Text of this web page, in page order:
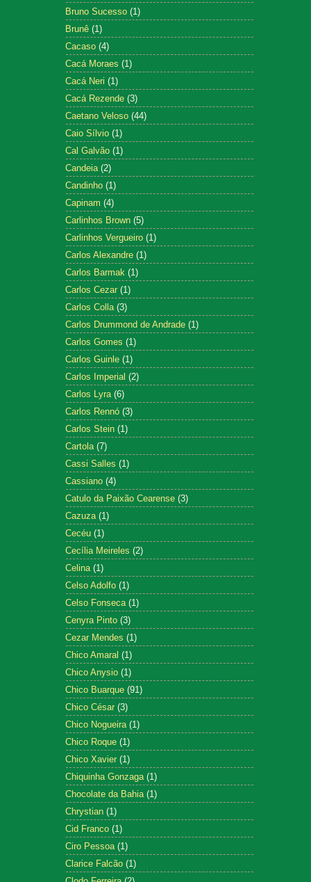
Bruno Sucesso (1)
Brunê (1)
Cacaso (4)
Cacá Moraes (1)
Cacá Neri (1)
Cacá Rezende (3)
Caetano Veloso (44)
Caio Sílvio (1)
Cal Galvão (1)
Candeia (2)
Candinho (1)
Capinam (4)
Carlinhos Brown (5)
Carlinhos Vergueiro (1)
Carlos Alexandre (1)
Carlos Barmak (1)
Carlos Cezar (1)
Carlos Colla (3)
Carlos Drummond de Andrade (1)
Carlos Gomes (1)
Carlos Guinle (1)
Carlos Imperial (2)
Carlos Lyra (6)
Carlos Rennó (3)
Carlos Stein (1)
Cartola (7)
Cassi Salles (1)
Cassiano (4)
Catulo da Paixão Cearense (3)
Cazuza (1)
Cecéu (1)
Cecília Meireles (2)
Celina (1)
Celso Adolfo (1)
Celso Fonseca (1)
Cenyra Pinto (3)
Cezar Mendes (1)
Chico Amaral (1)
Chico Anysio (1)
Chico Buarque (91)
Chico César (3)
Chico Nogueira (1)
Chico Roque (1)
Chico Xavier (1)
Chiquinha Gonzaga (1)
Chocolate da Bahia (1)
Chrystian (1)
Cid Franco (1)
Ciro Pessoa (1)
Clarice Falcão (1)